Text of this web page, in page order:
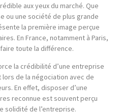
aux yeux du marché. Que
ou une société de plus grande
la première image perçue
En France, notamment à Paris,
toute la différence.
la crédibilité d’une entreprise
de la négociation avec de
En effet, disposer d’une
reconnue est souvent perçu
solidité de l’entreprise.